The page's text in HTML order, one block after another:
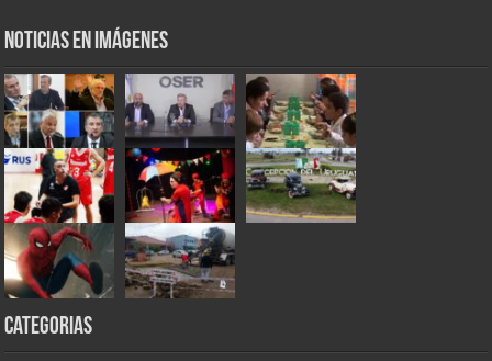
Noticias en Imágenes
Categorias